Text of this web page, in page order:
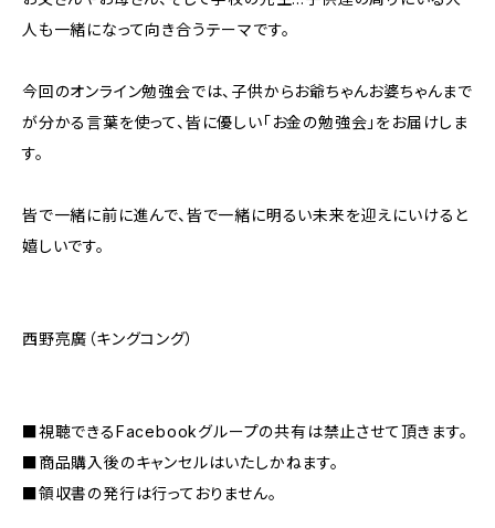
人も一緒になって向き合うテーマです。
今回のオンライン勉強会では、子供からお爺ちゃんお婆ちゃんまで
が分かる言葉を使って、皆に優しい「お金の勉強会」をお届けしま
す。
皆で一緒に前に進んで、皆で一緒に明るい未来を迎えにいけると
嬉しいです。
西野亮廣（キングコング）
■視聴できるFacebookグループの共有は禁止させて頂きます。
■商品購入後のキャンセルはいたしかねます。
■領収書の発行は行っておりません。